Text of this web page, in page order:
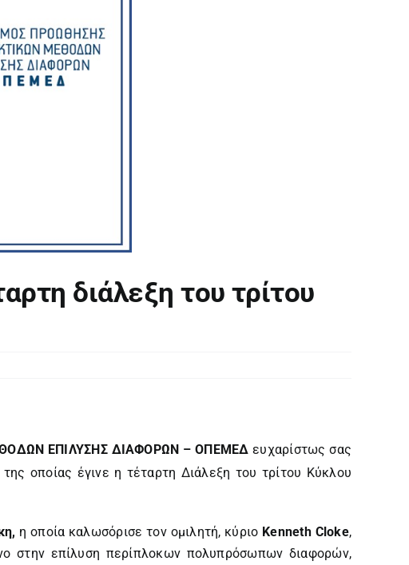
διάλεξη του τρίτου
ΕΠΙΛΥΣΗΣ ΔΙΑΦΟΡΩΝ – ΟΠΕΜΕΔευχαρίστως σας
οποίας έγινε η τέταρτη Διάλεξη του τρίτου Κύκλου
η οποία καλωσόρισε τον ομιλητή, κύριο Kenneth Cloke,
στην επίλυση περίπλοκων πολυπρόσωπων διαφορών,